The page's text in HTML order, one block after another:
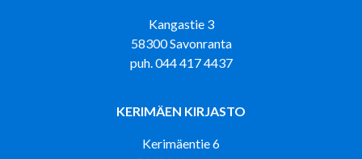
Kangastie 3
58300 Savonranta
puh. 044 417 4437
KERIMÄEN KIRJASTO
Kerimäentie 6